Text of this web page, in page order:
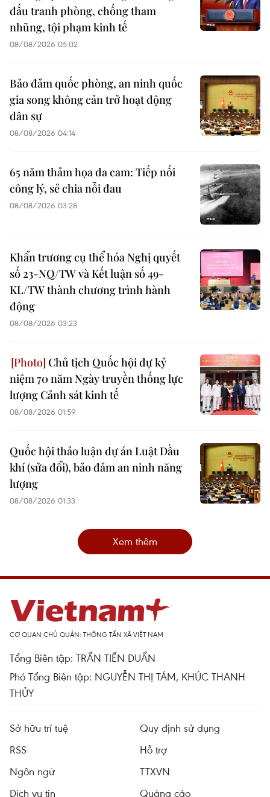
đấu tranh phòng, chống tham
nhũng, tội phạm kinh tế
08/08/2026 05:02
Bảo đảm quốc phòng, an ninh quốc
gia song không cản trở hoạt động
dân sự
08/08/2026 04:14
65 năm thảm họa da cam: Tiếp nối
công lý, sẻ chia nỗi đau
08/08/2026 03:28
Khẩn trương cụ thể hóa Nghị quyết
số 23-NQ/TW và Kết luận số 49-
KL/TW thành chương trình hành
động
08/08/2026 03:23
Chủ tịch Quốc hội dự kỷ
niệm 70 năm Ngày truyền thống lực
lượng Cảnh sát kinh tế
08/08/2026 01:59
Quốc hội thảo luận dự án Luật Dầu
khí (sửa đổi), bảo đảm an ninh năng
lượng
08/08/2026 01:33
Xem thêm
CƠ QUAN CHỦ QUẢN: THÔNG TẤN XÃ VIỆT NAM
Tổng Biên tập: TRẦN TIẾN DUẨN
Phó Tổng Biên tập: NGUYỄN THỊ TÁM, KHÚC THANH
THỦY
Sở hữu trí tuệ
Quy định sử dụng
RSS
Hỗ trợ
Ngôn ngữ
TTXVN
Dịch vụ tin
Quảng cáo